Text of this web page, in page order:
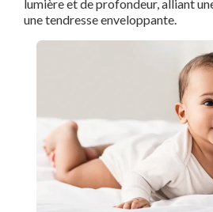
lumière et de profondeur, alliant
une tendresse enveloppante.